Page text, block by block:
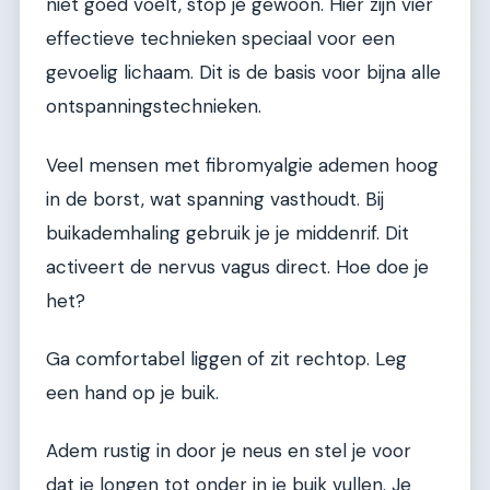
effectieve technieken speciaal voor een
gevoelig lichaam. Dit is de basis voor bijna alle
ontspanningstechnieken.
Veel mensen met fibromyalgie ademen hoog
in de borst, wat spanning vasthoudt. Bij
buikademhaling gebruik je je middenrif. Dit
activeert de nervus vagus direct. Hoe doe je
het?
Ga comfortabel liggen of zit rechtop. Leg
een hand op je buik.
Adem rustig in door je neus en stel je voor
dat je longen tot onder in je buik vullen. Je